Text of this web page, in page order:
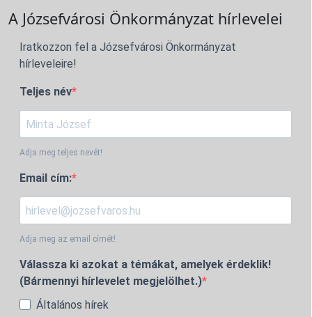
A Józsefvárosi Önkormányzat hírlevelei
Iratkozzon fel a Józsefvárosi Önkormányzat
hírleveleire!
Teljes név
Adja meg teljes nevét!
Email cím:
Adja meg az email címét!
Válassza ki azokat a témákat, amelyek érdeklik!
(Bármennyi hírlevelet megjelölhet.)
Általános hírek